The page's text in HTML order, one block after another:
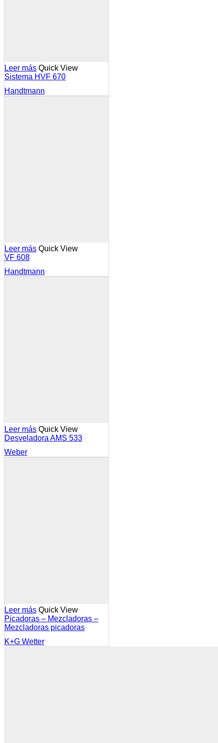
Leer más Quick View
Sistema HVF 670
Handtmann
Leer más Quick View
VF 608
Handtmann
Leer más Quick View
Desveladora AMS 533
Weber
Leer más Quick View
Picadoras – Mezcladoras –
Mezcladoras picadoras
K+G Wetter